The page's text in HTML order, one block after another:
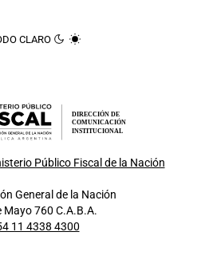
CLARO
DIRECCIÓN DE
COMUNICACIÓN
INSTITUCIONAL
Público Fiscal de la Nación
General de la Nación
Mayo 760 C.A.B.A.
11 4338 4300